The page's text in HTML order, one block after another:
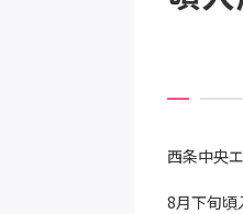
西条中央
8月下旬頃